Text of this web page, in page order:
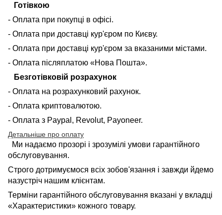
Готівкою
- Оплата при покупці в офісі.
- Оплата при доставці кур'єром по Києву.
- Оплата при доставці кур'єром за вказаними містами.
- Оплата післяплатою «Нова Пошта».
Безготівковій розрахунок
- Оплата на розрахунковий рахунок.
- Оплата криптовалютою.
- Оплата з Paypal, Revolut, Payoneer.
Детальніше про оплату
Ми надаємо прозорі і зрозумілі умови гарантійного
обслуговування.
Строго дотримуємося всіх зобов'язання і завжди йдемо
назустріч нашим клієнтам.
Терміни гарантійного обслуговування вказані у вкладці
«Характеристики» кожного товару.